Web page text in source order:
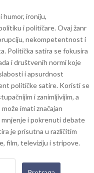
humor, ironiju,
i političare. Ovaj žanr
nekompetentnost i
Politička satira se fokusira
i društvenih normi koje
i apsurdnost
političke satire. Koristi se
i zanimljivijim, a
imati značajan
i pokrenuti debate
je prisutna u različitim
film, televiziju i stripove.